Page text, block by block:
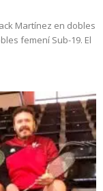
Martínez en dobles
femení Sub-19. El